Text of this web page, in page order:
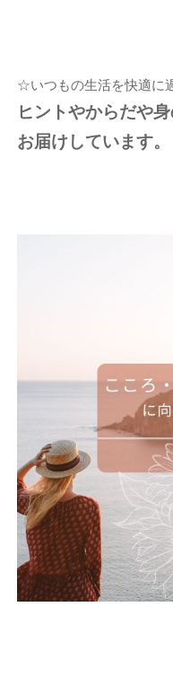
☆いつもの生活を快適に
ヒントやからだや
お届けしています。